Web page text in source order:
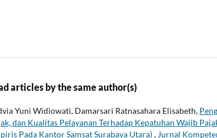
articles by the same author(s)
Yuni Widiowati, Damarsari Ratnasahara Elisabeth,
dan Kualitas Pelayanan Terhadap Kepatuhan Wajib
Pada Kantor Samsat Surabaya Utara), Jurnal